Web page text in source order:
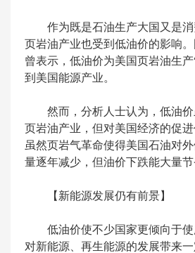
作为既是石油生产大国又是
页岩油产业也受到低油价的影响
曾表示，低油价为美国页岩油生
到美国能源产业。
然而，分析人士认为，低油
页岩油产业，但对美国经济的促进
虽然页岩气革命使得美国石油对
量逐年减少，但油价下跌能大量节
【新能源发展仍有前景】
低油价使不少国家更倾向于
对新能源、再生能源的发展带来